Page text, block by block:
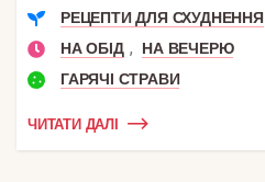
РЕЦЕПТИ ДЛЯ СХУДНЕННЯ
НА ОБІД ,
НА ВЕЧЕРЮ
ГАРЯЧІ СТРАВИ
ЧИТАТИ ДАЛІ